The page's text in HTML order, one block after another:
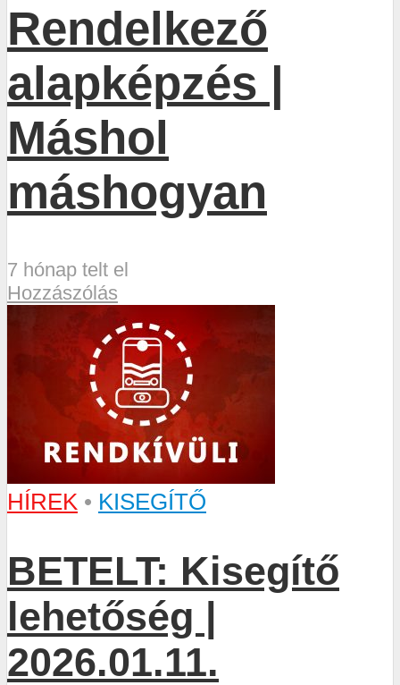
Rendelkező
alapképzés |
Máshol
máshogyan
7 hónap telt el
Hozzászólás
HÍREK • KISEGÍTŐ
BETELT: Kisegítő
lehetőség |
2026.01.11.